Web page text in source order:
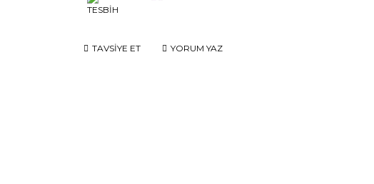
TAVSİYE ET YORUM YAZ